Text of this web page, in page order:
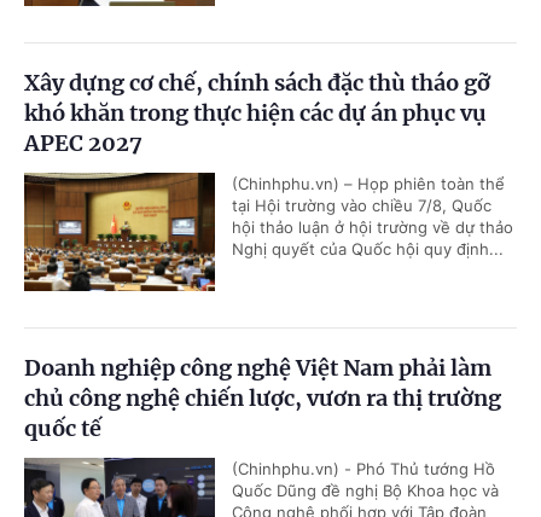
Xây dựng cơ chế, chính sách đặc thù tháo gỡ
khó khăn trong thực hiện các dự án phục vụ
APEC 2027
(Chinhphu.vn) – Họp phiên toàn thể
tại Hội trường vào chiều 7/8, Quốc
hội thảo luận ở hội trường về dự thảo
Nghị quyết của Quốc hội quy định...
Doanh nghiệp công nghệ Việt Nam phải làm
chủ công nghệ chiến lược, vươn ra thị trường
quốc tế
(Chinhphu.vn) - Phó Thủ tướng Hồ
Quốc Dũng đề nghị Bộ Khoa học và
Công nghệ phối hợp với Tập đoàn